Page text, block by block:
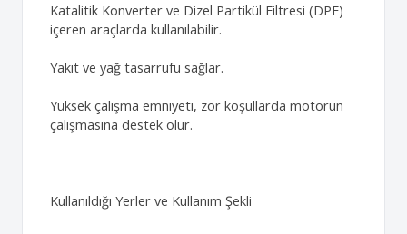
Katalitik Konverter ve Dizel Partikül Filtresi (DPF)
içeren araçlarda kullanılabilir.
Yakıt ve yağ tasarrufu sağlar.
Yüksek çalışma emniyeti, zor koşullarda motorun
çalışmasına destek olur.
Kullanıldığı Yerler ve Kullanım Şekli